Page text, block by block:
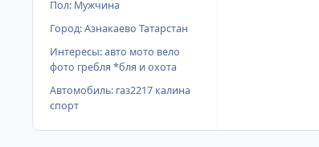
Пол: Мужчина
Город:Азнакаево Татарстан
Интересы:авто мото вело
фото гребля *бля и охота
Автомобиль: газ2217 калина
спорт